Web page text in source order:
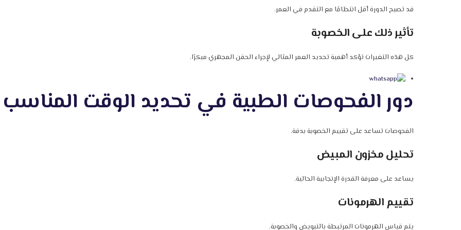
قد تصبح الدورة أقل انتظامًا مع التقدم في العمر.
تأثير ذلك على الخصوبة
كل هذه التغيرات تؤكد أهمية تحديد العمر المثالي لإجراء الحقن المجهري مبكرًا.
دور الفحوصات الطبية في تحديد الوقت المناسب
الفحوصات تساعد على تقييم الخصوبة بدقة.
تحليل مخزون المبيض
يساعد على معرفة القدرة الإنجابية الحالية.
تقييم الهرمونات
يتم قياس الهرمونات المرتبطة بالتبويض والخصوبة.